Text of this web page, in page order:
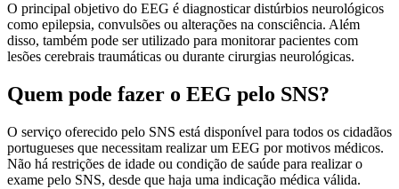
O principal objetivo do EEG é diagnosticar distúrbios neurológicos
como epilepsia, convulsões ou alterações na consciência. Além
disso, também pode ser utilizado para monitorar pacientes com
lesões cerebrais traumáticas ou durante cirurgias neurológicas.
Quem pode fazer o EEG pelo SNS?
O serviço oferecido pelo SNS está disponível para todos os cidadãos
portugueses que necessitam realizar um EEG por motivos médicos.
Não há restrições de idade ou condição de saúde para realizar o
exame pelo SNS, desde que haja uma indicação médica válida.